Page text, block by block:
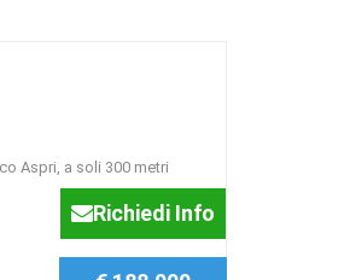
Aspri, a soli 300 metri
Richiedi Info